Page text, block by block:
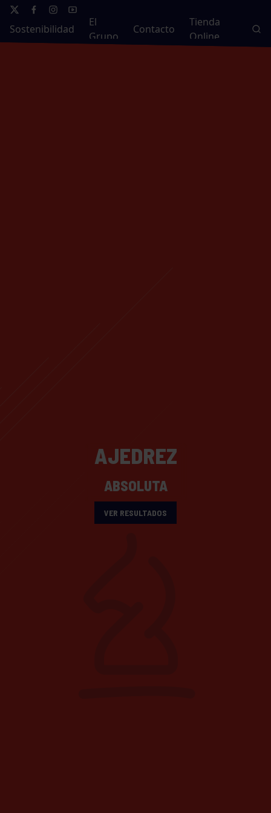
Sostenibilidad
El
Grupo
Contacto
Tienda
Online
AJEDREZ
ABSOLUTA
VER RESULTADOS